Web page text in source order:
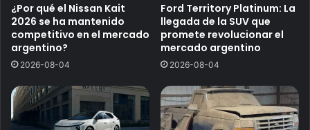
¿Por qué el Nissan Kait
2026 se ha mantenido
competitivo en el mercado
argentino?
2026-08-04
Ford Territory Platinum: La
llegada de la SUV que
promete revolucionar el
mercado argentino
2026-08-04